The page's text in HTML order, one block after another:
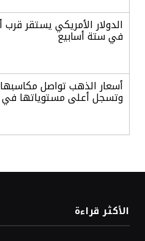
الدولار الأمريكي يستقر
في ستة أسابيع
أسعار الذهب تواصل مكاسبها
وتسجل أعلى مستوياتها في
«طيران الرياض» يدشن أولى
ويضيف الوجهة التشغيلية
الأكثر قراءة